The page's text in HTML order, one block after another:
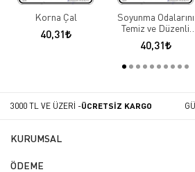
Korna Çal
40,31
Soyunma Odalarını
Temiz ve Düzenli
Tutunuz
40,31
3000 TL VE ÜZERİ -ÜCRETSİZ KARGO
KURUMSAL
ÖDEME